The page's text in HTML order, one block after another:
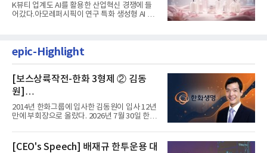
K뷰티 업계도 AI를 활용한 산업혁신 경쟁에 들
어갔다.아모레퍼시픽이 연구 특화 생성형 AI 플
epic-Highlight
[보스상륙작전-한화 3형제 ② 김동
원]
입사 12년 만에 금융계열 수장 등극
2014년 한화그룹에 입사한 김동원이 입사 12년
만에 부회장으로 올랐다. 2026년 7월 30일 한화
[CEO's Speech] 배재규 한투운용 대